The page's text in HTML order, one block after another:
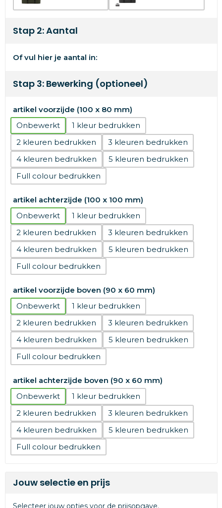
Stap 2: Aantal
Of vul hier je aantal in:
Stap 3: Bewerking (optioneel)
artikel voorzijde (100 x 80 mm)
Onbewerkt
1
2
3
4
5
Full colour
artikel achterzijde (100 x 100 mm)
Onbewerkt
1
2
3
4
5
Full colour
artikel voorzijde boven (90 x 60 mm)
Onbewerkt
1
2
3
4
5
Full colour
artikel achterzijde boven (90 x 60 mm)
Onbewerkt
1
2
3
4
5
Full colour
Jouw selectie en prijs
Selecteer jouw opties voor de prijsopgave.